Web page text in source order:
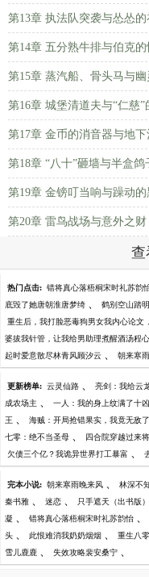
第13章 执法队突袭与怂怂的
第14章 五分熟牛排与伯克的
第15章 蒸汽船、骨头马与幽
第16章 城堡清道夫与“仁慈”
第17章 金币的消音器与地下
第18章 “八十”砸墙与半盒鸽
第19章 金镑叮当响与躁动的
第20章 雷鸟战场与意外之财
查
热门点击: 错将真心落梧桐宋时礼苏韵
底毁了她唐朝淮唐梦绮 、 鹤别空山踏
重生后，我打脸恶毒狗男女我内心论文
婆拔我针管，让我给男助理煮醒酒汤程
起时爱意散尽林青风顾汐云 、 朝来寒
更新榜单: 云灵仙路 、 亮剑：我给云
成农场主 、 一人：我的身上纹满了十
王 、 海贼：开局抢错果实，我竟无敌了
七零：绝不当圣母 、 四合院穿越过来
欠债三个亿？我诡异世界打工暴富 、
完本小说: 朝来寒雨晚来风 、 林深不
秦书雅 、 迷恋 、 只手遮天（出书版）
凝 、 错将真心落梧桐宋时礼苏韵怡 、
头 、 此恨难消我奶奶烟烟 、 重生八
雪儿鹿鹿 、 失效攻略裴安桑宁 、